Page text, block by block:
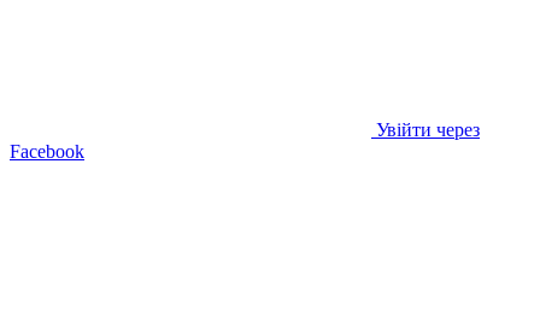
Увійти через
Facebook